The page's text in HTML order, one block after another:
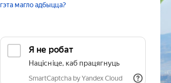
гэта магло адбыцца?
Я не робат
Націсніце, каб працягнуць
SmartCaptcha by Yandex Cloud